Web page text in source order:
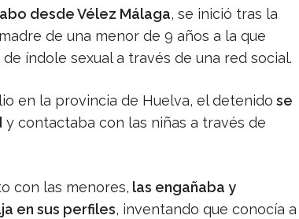
desde Vélez Málaga, se inició tras la
de una menor de 9 años a la que
índole sexual a través de una red social.
en la provincia de Huelva, el detenido se
y contactaba con las niñas a través de
con las menores, las engañaba y
en sus perfiles, inventando que conocía a